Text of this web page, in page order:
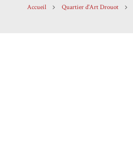
Accueil Quartier d'Art Drouot